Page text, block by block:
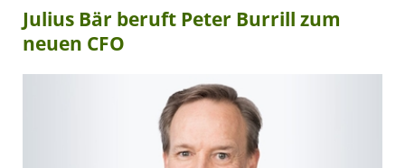
Julius Bär beruft Peter Burrill zum
neuen CFO